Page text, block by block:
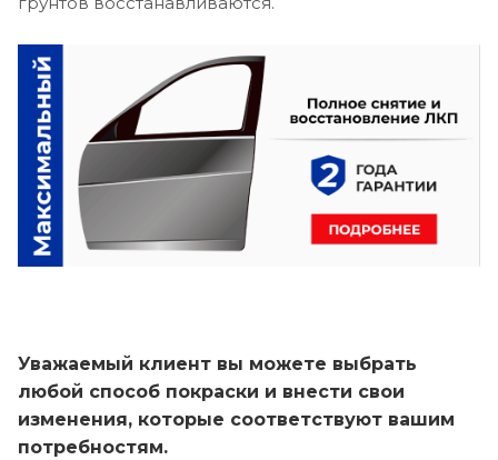
Уважаемый клиент вы можете выбрать
любой способ покраски и внести свои
изменения, которые соответствуют вашим
потребностям.